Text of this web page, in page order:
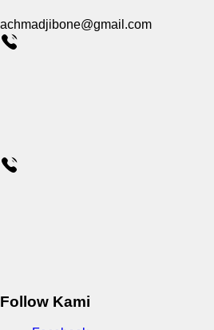
achmadjibone@gmail.com
Follow Kami